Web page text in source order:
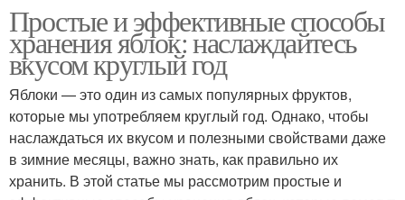
Простые и эффективные способы
хранения яблок: наслаждайтесь
вкусом круглый год
Яблоки — это один из самых популярных фруктов,
которые мы употребляем круглый год. Однако, чтобы
наслаждаться их вкусом и полезными свойствами даже
в зимние месяцы, важно знать, как правильно их
хранить. В этой статье мы рассмотрим простые и